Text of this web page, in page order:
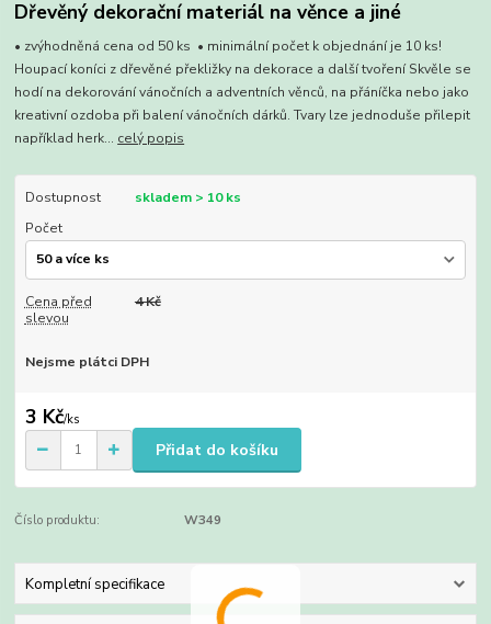
Dřevěný dekorační materiál na věnce a jiné
• zvýhodněná cena od 50 ks • minimální počet k objednání je 10 ks!
Houpací koníci z dřevěné překližky na dekorace a další tvoření Skvěle se
hodí na dekorování vánočních a adventních věnců, na přáníčka nebo jako
kreativní ozdoba při balení vánočních dárků. Tvary lze jednoduše přilepit
například herk... celý popis
Dostupnost
skladem > 10 ks
Počet
Cena před
slevou
4 Kč
Nejsme plátci DPH
3 Kč/ks
Přidat do košíku
Číslo produktu: W349
Kompletní specifikace